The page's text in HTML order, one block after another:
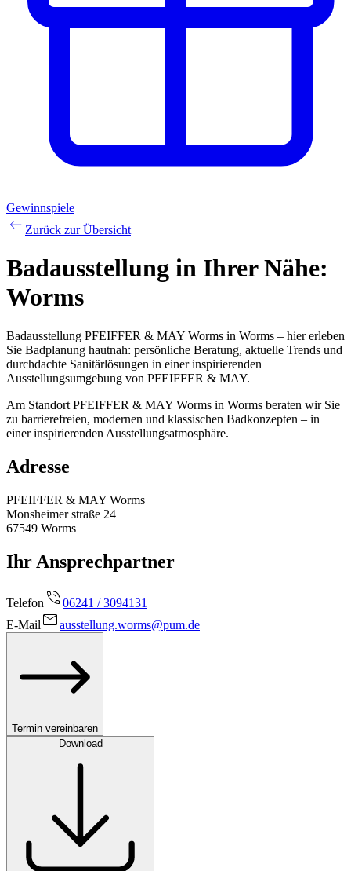
Gewinnspiele
Zurück zur Übersicht
Badausstellung in Ihrer Nähe:
Worms
Badausstellung PFEIFFER & MAY Worms in Worms – hier erleben
Sie Badplanung hautnah: persönliche Beratung, aktuelle Trends und
durchdachte Sanitärlösungen in einer inspirierenden
Ausstellungsumgebung von PFEIFFER & MAY.
Am Standort PFEIFFER & MAY Worms in Worms beraten wir Sie
zu barrierefreien, modernen und klassischen Badkonzepten – in
einer inspirierenden Ausstellungsatmosphäre.
Adresse
PFEIFFER & MAY Worms
Monsheimer straße 24
67549 Worms
Ihr Ansprechpartner
Telefon
06241 / 3094131
E-Mail
ausstellung.worms@pum.de
Termin vereinbaren
Download